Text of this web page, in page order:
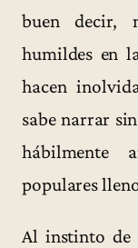
buen decir,
humildes en
hacen
sabe narrar
hábilmente
populares
Al instinto de